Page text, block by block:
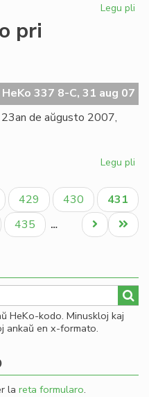
Legu pli
pri
HeKo 337 8-C, 31 aug 07
de aŭgusto 2007,
Legu pli
pri
Paĝo
429 Paĝo
430
Aktuala
paĝo
431
Paĝo
435 …
Last
page
Next
page
HeKo-kodo. Minuskloj kaj
ankaŭ en x-formato.
la reta formularo.